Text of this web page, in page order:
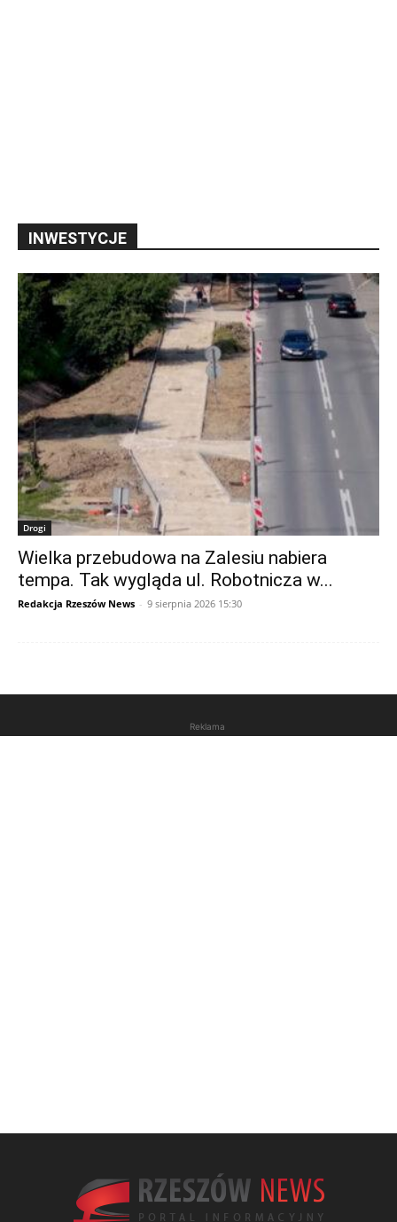
INWESTYCJE
Drogi
Wielka przebudowa na Zalesiu nabiera
tempa. Tak wygląda ul. Robotnicza w...
Redakcja Rzeszów News - 9 sierpnia 2026 15:30
Reklama